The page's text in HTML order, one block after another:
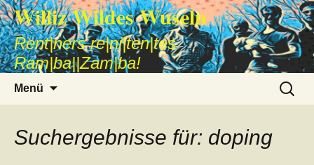
Williz Wildes Wuseln
Rent|ners re|ni|ten|tes
Ram|ba||Zam|ba!
Menü
Suche
nach:
Suchergebnisse für: doping